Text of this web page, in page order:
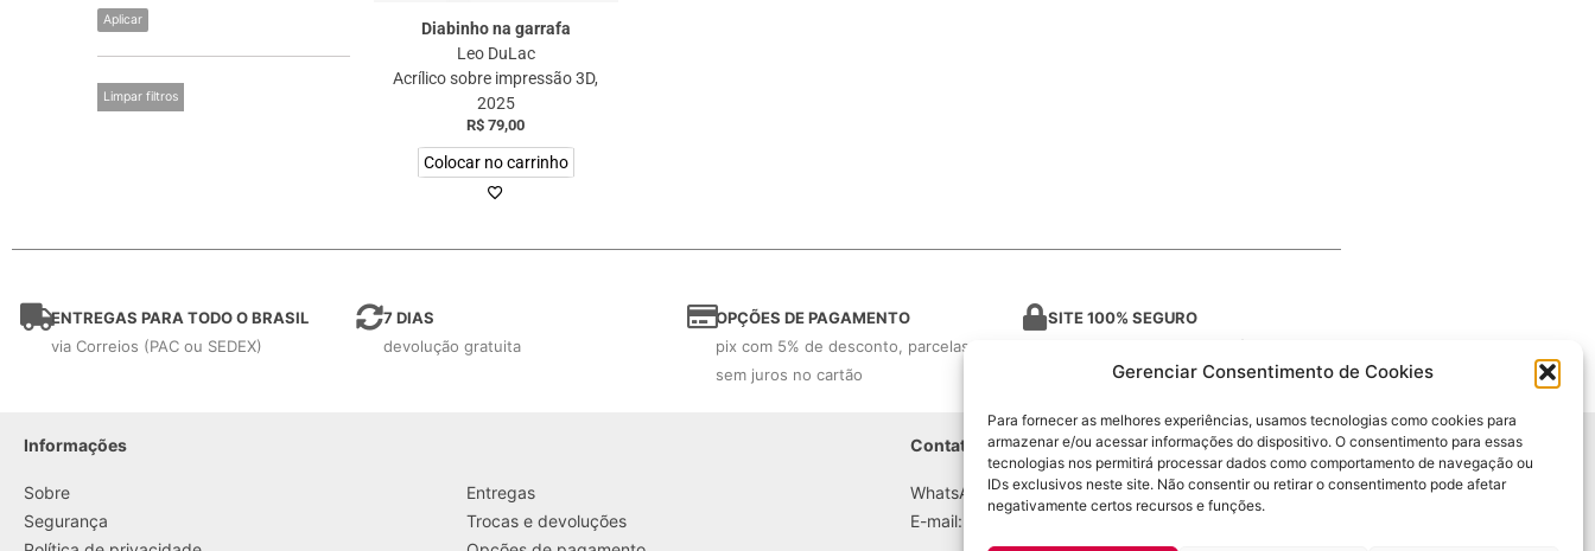
Gerenciar Consentimento de Cookies
Para fornecer as melhores experiências, usamos tecnologias como cookies para
armazenar e/ou acessar informações do dispositivo. O consentimento para essas
tecnologias nos permitirá processar dados como comportamento de navegação ou
IDs exclusivos neste site. Não consentir ou retirar o consentimento pode afetar
negativamente certos recursos e funções.
Aplicar
Limpar filtros
Diabinho na garrafa
Leo DuLac
Acrílico sobre impressão 3D,
2025
R$ 79,00
Colocar no carrinho
ENTREGAS PARA TODO O BRASIL
via Correios (PAC ou SEDEX)
7 DIAS
devolução gratuita
OPÇÕES DE PAGAMENTO
pix com 5% de desconto, parcelas
sem juros no cartão
SITE 100% SEGURO
certificado SSL, site confiável
Informações
Sobre
Segurança
Entregas
Trocas e devoluções
Contato
WhatsApp: (21) 98361-1509
E-mail:
contato@bazardulac.com.br